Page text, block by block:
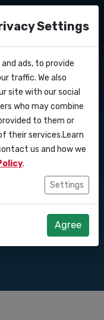
un
SMS
Settings
ads, to provide
traffic. We also
site with our social
who may combine
to them or
their services.Learn
us and how we
.
Settings
Agree